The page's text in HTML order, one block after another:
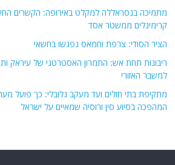
מתמיכה בנסראללה למקלט באירופה: הקשרים
קרימינלים ממשטר אסד
הציר הסודי: צרפת וחמאס נפגשו בחשאי
ריבונות תחת אש: התמרון האסטרטגי של עיראק
למשבר האזורי
מתקיפת בתי חולים ועד מעקב גלובלי: כך פועל
המהפכה בסיוע סין ורוסיה שמאיים על ישראל